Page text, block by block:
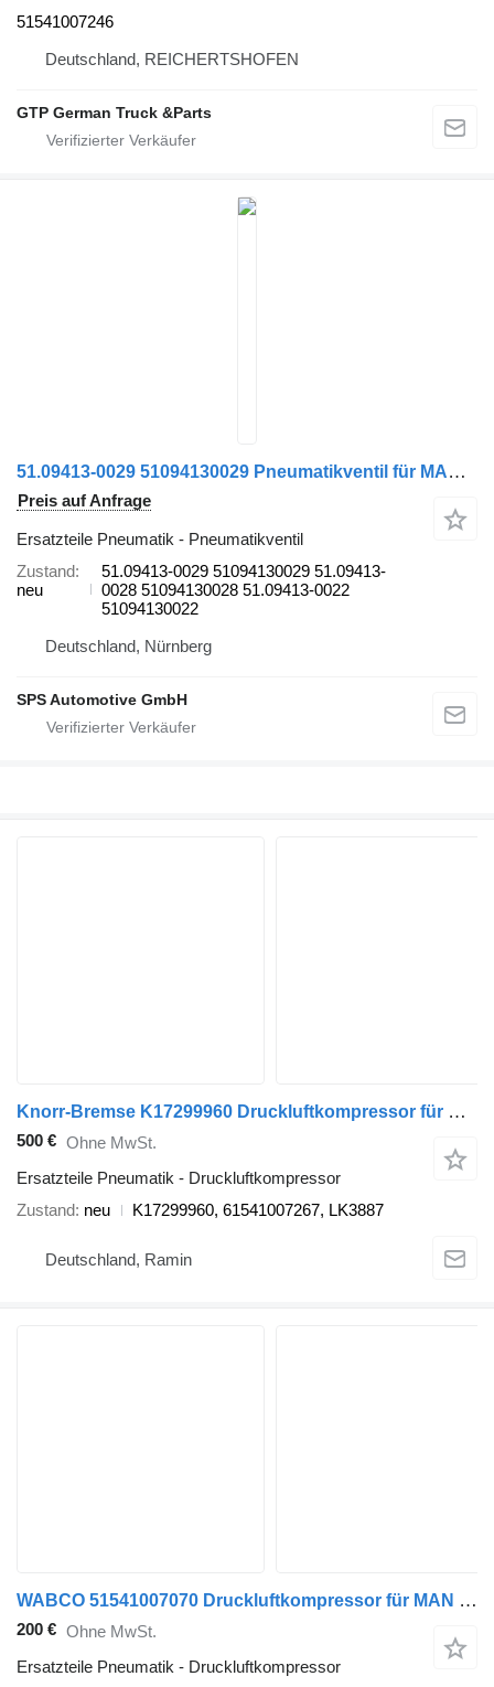
51541007246
Deutschland, REICHERTSHOFEN
GTP German Truck &Parts
51.09413-0029 51094130029 Pneumatikventil für MAN LKW
Preis auf Anfrage
Ersatzteile Pneumatik - Pneumatikventil
Zustand
neu
51.09413-0029 51094130029 51.09413-
0028 51094130028 51.09413-0022
51094130022
Deutschland, Nürnberg
SPS Automotive GmbH
Knorr-Bremse K17299960 Druckluftkompressor für MAN LKW
500 € Ohne MwSt.
Ersatzteile Pneumatik - Druckluftkompressor
Zustand neu K17299960, 61541007267, LK3887
Deutschland, Ramin
WABCO 51541007070 Druckluftkompressor für MAN TGL TGM LKW
200 € Ohne MwSt.
Ersatzteile Pneumatik - Druckluftkompressor